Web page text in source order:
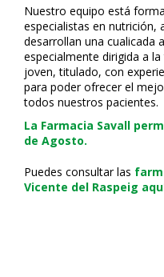
Nuestro equipo está
especialistas en nutrición,
desarrollan una
especialmente dirigida a
joven, titulado, con
para poder ofrecer el
todos nuestros pacientes.
La Farmacia Savall
de Agosto.
Puedes consultar las
Vicente del Raspeig